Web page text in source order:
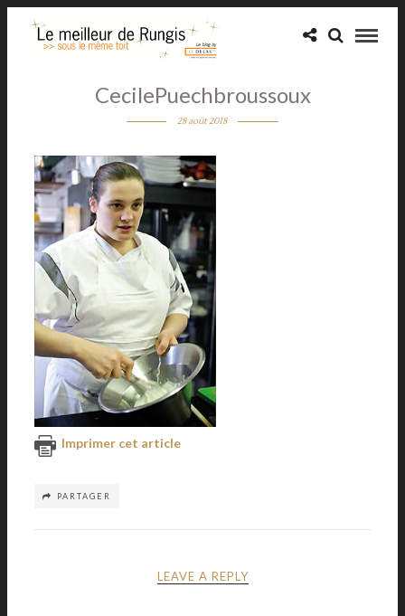
CecilePuechbroussoux
28 août 2018
Imprimer cet article
PARTAGER
LEAVE A REPLY